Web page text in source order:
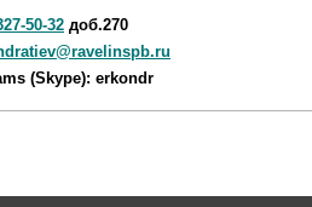
50-32 доб.270
(Skype): erkondr